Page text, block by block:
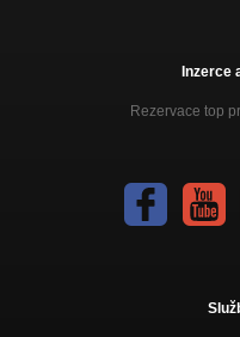
Inzerce
Rezervace top